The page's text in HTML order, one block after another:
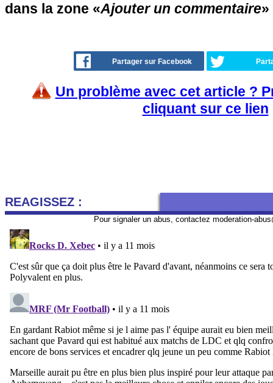
dans la zone «Ajouter un commentaire»
Partager sur Facebook
Un problème avec cet article ?
cliquant sur ce lien
REAGISSEZ :
Pour signaler un abus, contactez moderation-